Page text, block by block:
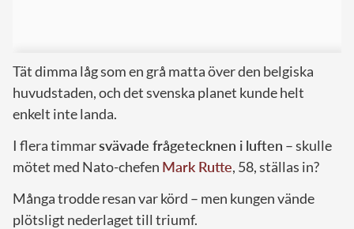
Tät dimma låg som en grå matta över den belgiska
huvudstaden, och det svenska planet kunde helt
enkelt inte landa.
I flera timmarsvävade frågetecknen i luften – skulle
mötet med Nato-chefen Mark Rutte, 58, ställas in?
Många trodde resan var körd – men kungen vände
plötsligt nederlaget till triumf.